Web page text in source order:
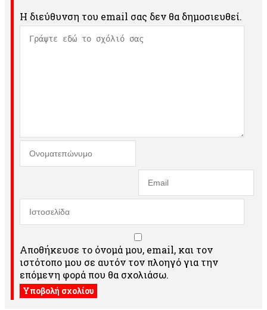
Η διεύθυνση του email σας δεν θα δημοσιευθεί.
Αποθήκευσε το όνομά μου, email, και τον
ιστότοπο μου σε αυτόν τον πλοηγό για την
επόμενη φορά που θα σχολιάσω.